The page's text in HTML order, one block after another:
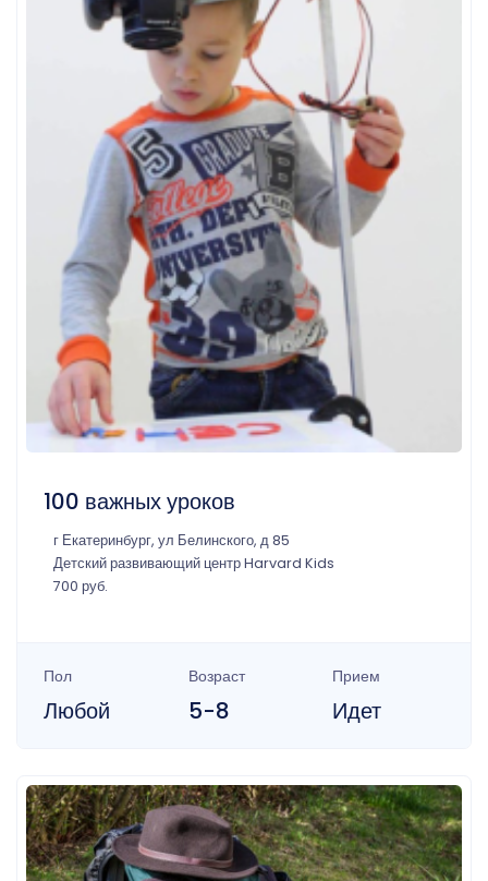
100 важных уроков
г Екатеринбург, ул Белинского, д 85
Детский развивающий центр Harvard Kids
700 руб.
Пол
Любой
Возраст
5-8
Прием
Идет